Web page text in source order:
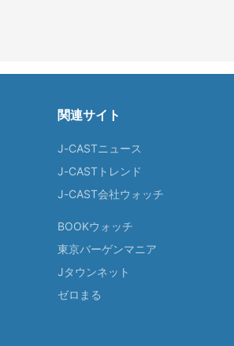
関連サイト
J-CASTニュース
J-CASTトレンド
J-CAST会社ウォッチ
BOOKウォッチ
東京バーゲンマニア
Jタウンネット
ゼロまる